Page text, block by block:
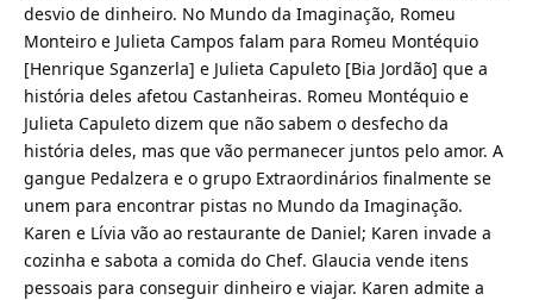
desvio de dinheiro. No Mundo da Imaginação, Romeu
Monteiro e Julieta Campos falam para Romeu Montéquio
[Henrique Sganzerla] e Julieta Capuleto [Bia Jordão] que a
história deles afetou Castanheiras. Romeu Montéquio e
Julieta Capuleto dizem que não sabem o desfecho da
história deles, mas que vão permanecer juntos pelo amor. A
gangue Pedalzera e o grupo Extraordinários finalmente se
unem para encontrar pistas no Mundo da Imaginação.
Karen e Lívia vão ao restaurante de Daniel; Karen invade a
cozinha e sabota a comida do Chef. Glaucia vende itens
pessoais para conseguir dinheiro e viajar. Karen admite a